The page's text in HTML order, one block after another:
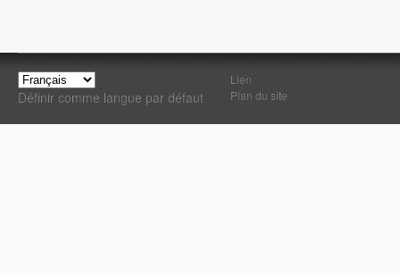
Définir comme langue par défaut
Lien
Plan du site